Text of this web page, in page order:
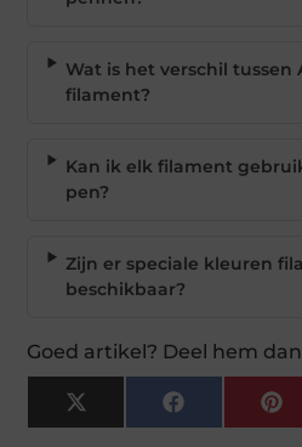
Wat is het verschil tussen
filament?
Kan ik elk filament
pen?
Zijn er speciale kleuren
beschikbaar?
Goed artikel? Deel hem
X
(Twitter)
Facebook